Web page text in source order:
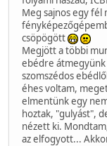
Meg sajnos egy fél
csöpögött
Megjött a többi
ebédre átmegyünk
szomszédos
éhes voltam,
elmentünk egy
hoztak, "gulyást",
nézett ki.
az elfogyott...